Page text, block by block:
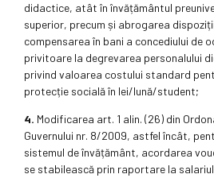
didactice, atât în învățământul
superior, precum și abrogarea
compensarea în bani a concediului de
privitoare la degrevarea personalului
privind valoarea costului standard
protecție socială în lei/lună/student;
4. Modificarea art. 1 alin. (26) din
Guvernului nr. 8/2009, astfel încât,
sistemul de învățământ, acordarea
se stabilească prin raportare la